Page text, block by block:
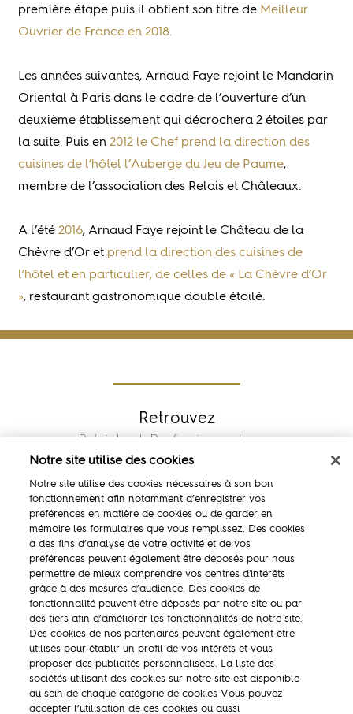
première étape puis il obtient son titre de Meilleur
Ouvrier de France en 2018.
Les années suivantes, Arnaud Faye rejoint le Mandarin
Oriental à Paris dans le cadre de l’ouverture d’un
deuxième établissement qui décrochera 2 étoiles par
la suite. Puis en 2012 le Chef prend la direction des
cuisines de l’hôtel l’Auberge du Jeu de Paume,
membre de l’association des Relais et Châteaux.
A l’été 2016, Arnaud Faye rejoint le Château de la
Chèvre d’Or et prend la direction des cuisines de
l’hôtel et en particulier, de celles de « La Chèvre d’Or
», restaurant gastronomique double étoilé.
Retrouvez
Président Professionnel sur :
La marque
Ambassadeurs
Concours
Savoir-faire
Notre site utilise des cookies
Notre site utilise des cookies nécessaires à son bon
fonctionnement afin notamment d’enregistrer vos
préférences en matière de cookies ou de garder en
mémoire les formulaires que vous remplissez. Des cookies
à des fins d’analyse de votre activité et de vos
préférences peuvent également être déposés pour nous
permettre de mieux comprendre vos centres d'intérêts
grâce à des mesures d’audience. Des cookies de
fonctionnalité peuvent être déposés par notre site ou par
des tiers afin d’améliorer les fonctionnalités de notre site.
Des cookies de nos partenaires peuvent également être
utilisés pour établir un profil de vos intérêts et vous
proposer des publicités personnalisées. La liste des
sociétés utilisant des cookies sur notre site est disponible
au sein de chaque catégorie de cookies Vous pouvez
accepter l’utilisation de ces cookies ou aussi